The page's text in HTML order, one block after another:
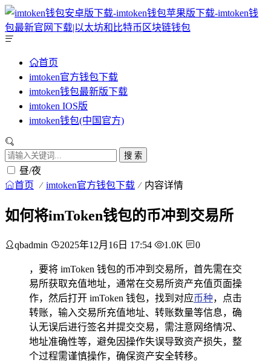
首页
imtoken官方钱包下载
imtoken钱包最新版下载
imtoken IOS版
imtoken钱包(中国官方)
搜 索
昼/夜
首页 imtoken官方钱包下载 内容详情
如何将imToken钱包的币冲到交易所
qbadmin 2025年12月16日 17:54 1.0K 0
，要将 imToken 钱包的币冲到交易所，首先需在交
易所获取充值地址，通常在交易所资产充值页面操
作，然后打开 imToken 钱包，找到对应币种，点击
转账，输入交易所充值地址、转账数量等信息，确
认无误后进行签名并提交交易，需注意网络情况、
地址准确性等，避免因操作失误导致资产损失，整
个过程需谨慎操作，确保资产安全转移。